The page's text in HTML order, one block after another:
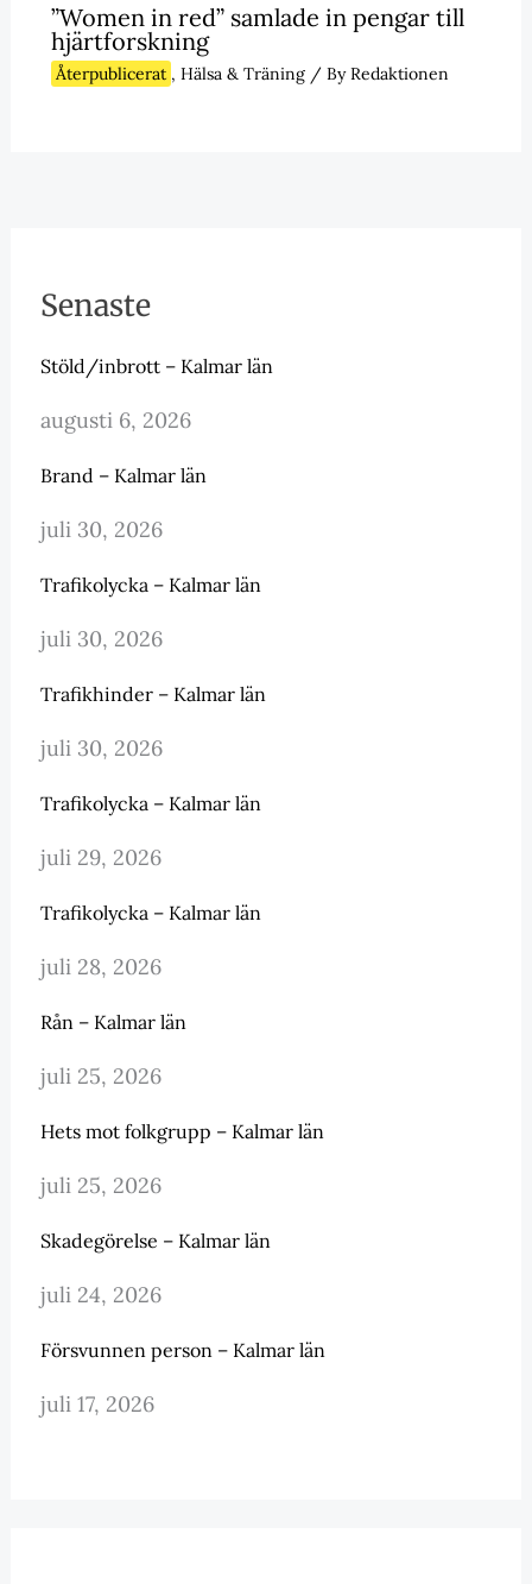
”Women in red” samlade in pengar till
hjärtforskning
Återpublicerat , Hälsa & Träning/ ByRedaktionen
Senaste
Stöld/inbrott – Kalmar län
augusti 6, 2026
Brand – Kalmar län
juli 30, 2026
Trafikolycka – Kalmar län
juli 30, 2026
Trafikhinder – Kalmar län
juli 30, 2026
Trafikolycka – Kalmar län
juli 29, 2026
Trafikolycka – Kalmar län
juli 28, 2026
Rån – Kalmar län
juli 25, 2026
Hets mot folkgrupp – Kalmar län
juli 25, 2026
Skadegörelse – Kalmar län
juli 24, 2026
Försvunnen person – Kalmar län
juli 17, 2026